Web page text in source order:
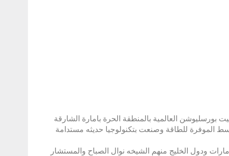
تقيم مجموعة التميت بورسليوشن العالمية بالمنطقة الحرة بامارة الشارقة
الموفرة للطاقة وصنعت بتكنولوجيا حديثه مستدامة
ودول الخليج منهم الشيخه نوال الصباح والمستشار